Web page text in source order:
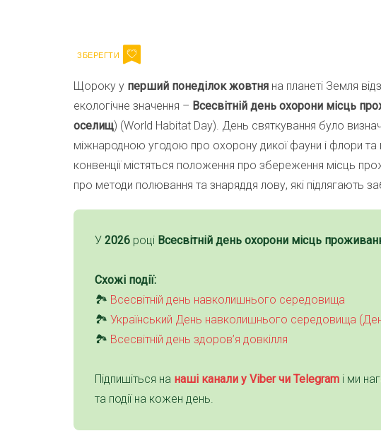
Щороку у перший понеділок жовтня на планеті Земля
екологічне значення – Всесвітній день охорони місць
оселищ) (World Habitat Day). День святкування було
міжнародною угодою про охорону дикої фауни і флори
конвенції містяться положення про збереження місць
про методи полювання та знаряддя лову, які підлягають
У 2026 році Всесвітній день охорони місць
Схожі події:
🏞 Всесвітній день навколишнього середовища
🏞 Український День навколишнього середовища
🏞 Всесвітній день здоров’я довкілля
Підпишіться на наші канали у Viber чи Telegram і ми
та події на кожен день.